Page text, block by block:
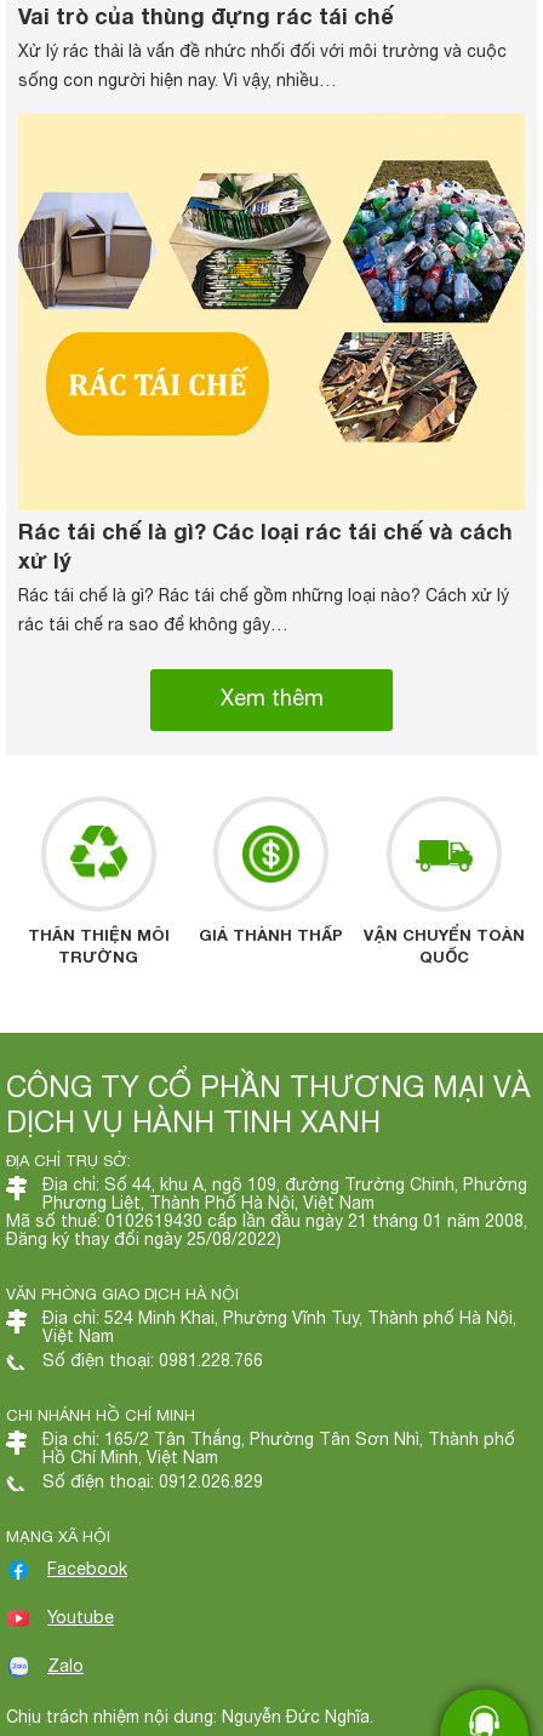
Vai trò của thùng đựng rác tái chế
Xử lý rác thải là vấn đề nhức nhối đối với môi trường và cuộc
sống con người hiện nay. Vì vậy, nhiều…
Rác tái chế là gì? Các loại rác tái chế và cách
xử lý
Rác tái chế là gì? Rác tái chế gồm những loại nào? Cách xử lý
rác tái chế ra sao để không gây…
Xem thêm
THÂN THIỆN MÔI
TRƯỜNG
GIÁ THÀNH THẤP
VẬN CHUYỂN TOÀN
QUỐC
CÔNG TY CỔ PHẦN THƯƠNG MẠI VÀ
DỊCH VỤ HÀNH TINH XANH
ĐỊA CHỈ TRỤ SỞ:
Địa chỉ: Số 44, khu A, ngõ 109, đường Trường Chinh, Phường
Phương Liệt, Thành Phố Hà Nội, Việt Nam
Mã số thuế: 0102619430 cấp lần đầu ngày 21 tháng 01 năm 2008,
Đăng ký thay đổi ngày 25/08/2022)
VĂN PHÒNG GIAO DỊCH HÀ NỘI
Địa chỉ: 524 Minh Khai, Phường Vĩnh Tuy, Thành phố Hà Nội,
Việt Nam
Số điện thoại: 0981.228.766
CHI NHÁNH HỒ CHÍ MINH
Địa chỉ: 165/2 Tân Thắng, Phường Tân Sơn Nhì, Thành phố
Hồ Chí Minh, Việt Nam
Số điện thoại: 0912.026.829
MẠNG XÃ HỘI
Facebook
Youtube
Zalo
Chịu trách nhiệm nội dung: Nguyễn Đức Nghĩa.